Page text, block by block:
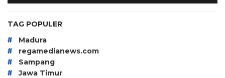
TAG POPULER
# Madura
# regamedianews.com
# Sampang
# Jawa Timur